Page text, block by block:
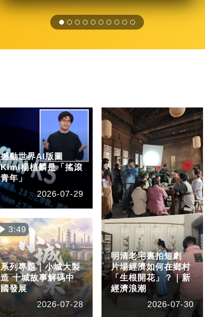
撼動世界AI版圖
Kimi楊植麟是「搖滾
青年」
2026-07-29
3:49
系列專題｜小城大製
造 十城故事解碼中
國發展
2026-07-28
明清老宅裏拍短劇
片場經濟如何在鄉村
「生根開花」？｜新
經濟浪潮
2026-07-30